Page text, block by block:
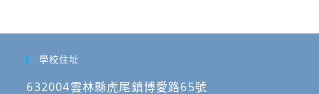
學校住址
632004雲林縣虎尾鎮博愛路65號